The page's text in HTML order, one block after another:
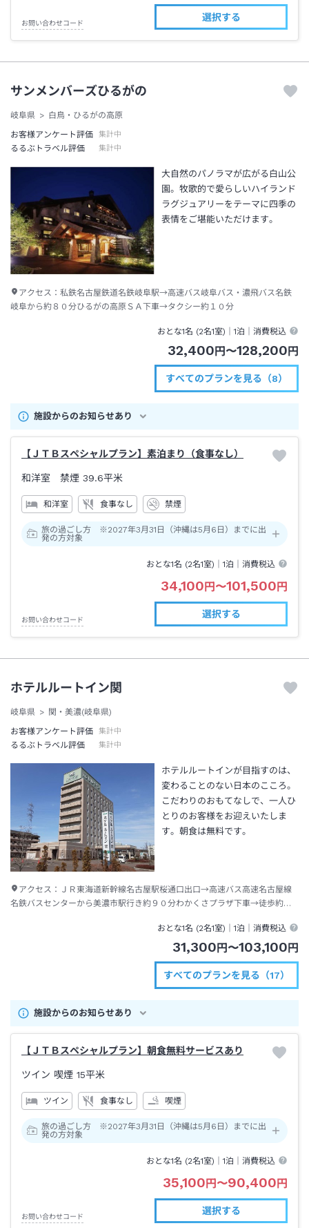
お問い合わせコード
選択する
サンメンバーズひるがの
岐阜県
白鳥・ひるがの高原
お客様アンケート評価
集計中
るるぶトラベル評価 集計中
大自然のパノラマが広がる白山公
園。牧歌的で愛らしいハイランド
ラグジュアリーをテーマに四季の
表情をご堪能いただけます。
アクセス： 私鉄名古屋鉄道名鉄岐阜駅→高速バス岐阜バス・濃飛バス名鉄
岐阜から約８０分ひるがの高原ＳＡ下車→タクシー約１０分
おとな1名 (2名1室)｜1泊 ｜消費税込
32,400円〜128,200円
すべてのプランを見る（8）
施設からのお知らせあり
【ＪＴＢスペシャルプラン】素泊まり（食事なし）
和洋室 禁煙 39.6平米
和洋室 食事なし 禁煙
旅の過ごし方 ※2027年3月31日（沖縄は5月6日）までに出
発の方対象
おとな1名 (2名1室)｜1泊 ｜消費税込
34,100円〜101,500円
お問い合わせコード
選択する
ホテルルートイン関
岐阜県
関・美濃(岐阜県)
お客様アンケート評価
集計中
るるぶトラベル評価 集計中
ホテルルートインが目指すのは、
変わることのない日本のこころ。
こだわりのおもてなしで、一人ひ
とりのお客様をお迎えいたしま
す。朝食は無料です。
アクセス： ＪＲ東海道新幹線名古屋駅桜通口出口→高速バス高速名古屋線
名鉄バスセンターから美濃市駅行き約９０分わかくさプラザ下車→徒歩約１
おとな1名 (2名1室)｜1泊 ｜消費税込
31,300円〜103,100円
すべてのプランを見る（17）
施設からのお知らせあり
【ＪＴＢスペシャルプラン】朝食無料サービスあり
ツイン 喫煙 15平米
ツイン 食事なし 喫煙
旅の過ごし方 ※2027年3月31日（沖縄は5月6日）までに出
発の方対象
おとな1名 (2名1室)｜1泊 ｜消費税込
35,100円〜90,400円
お問い合わせコード
選択する